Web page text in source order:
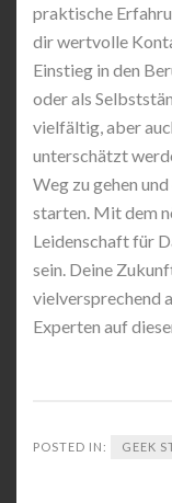
praktische
dir wertvolle
Einstieg in den
oder als
vielfältig, aber
unterschätzt
Weg zu gehen
starten. Mit dem
Leidenschaft für
sein. Deine
vielversprechend
Experten auf
POSTED IN: GEEK